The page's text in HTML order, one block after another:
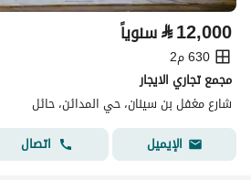
⃁12,000 سنوياً
630 م2
مجمع تجاري الايجار
شارع مغفل بن سينان، حي المدائن، حائل
الإيميل
اتصال